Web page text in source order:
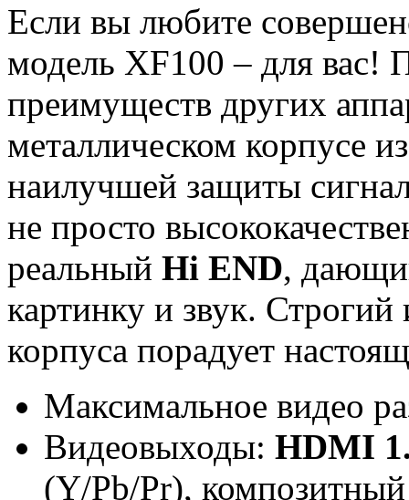
Если вы любите
модель XF100 – для вас!
преимуществ других
металлическом корпусе
наилучшей защиты
не просто
реальный Hi END,
картинку и звук.
корпуса порадует
Максимальное видео
Видеовыходы: HDMI
(Y/Pb/Pr),